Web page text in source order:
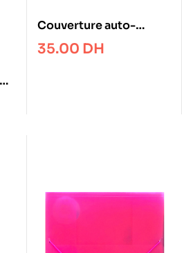
Couverture auto-
adhésif pack of 10
35.00 DH